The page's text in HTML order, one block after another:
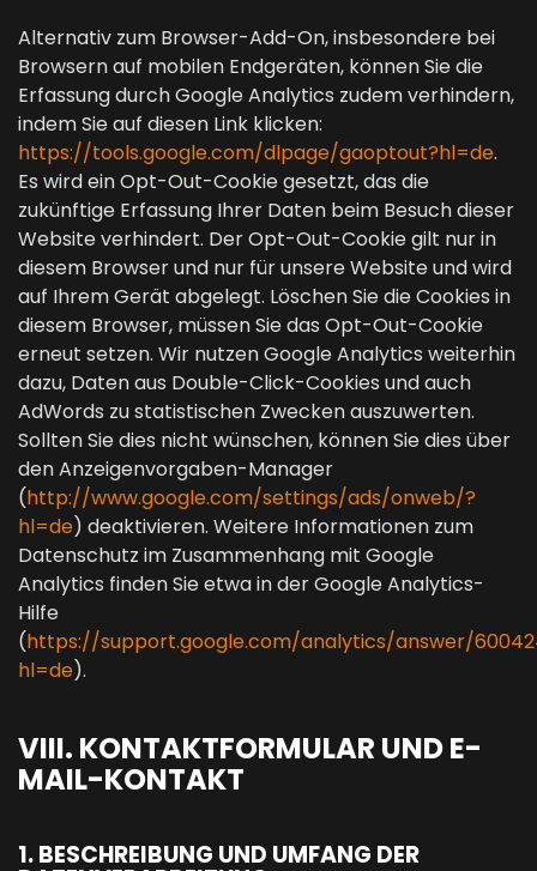
Alternativ zum Browser-Add-On, insbesondere bei
Browsern auf mobilen Endgeräten, können Sie die
Erfassung durch Google Analytics zudem verhindern,
indem Sie auf diesen Link klicken:
https://tools.google.com/dlpage/gaoptout?hl=de.
Es wird ein Opt-Out-Cookie gesetzt, das die
zukünftige Erfassung Ihrer Daten beim Besuch dieser
Website verhindert. Der Opt-Out-Cookie gilt nur in
diesem Browser und nur für unsere Website und wird
auf Ihrem Gerät abgelegt. Löschen Sie die Cookies in
diesem Browser, müssen Sie das Opt-Out-Cookie
erneut setzen. Wir nutzen Google Analytics weiterhin
dazu, Daten aus Double-Click-Cookies und auch
AdWords zu statistischen Zwecken auszuwerten.
Sollten Sie dies nicht wünschen, können Sie dies über
den Anzeigenvorgaben-Manager
(http://www.google.com/settings/ads/onweb/?
hl=de) deaktivieren. Weitere Informationen zum
Datenschutz im Zusammenhang mit Google
Analytics finden Sie etwa in der Google Analytics-
Hilfe
(https://support.google.com/analytics/answer/
hl=de).
VIII. KONTAKTFORMULAR UND E-
MAIL-KONTAKT
1. BESCHREIBUNG UND UMFANG DER